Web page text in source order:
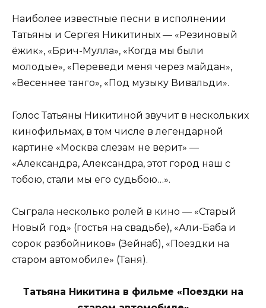
Наиболее известные песни в исполнении
Татьяны и Сергея Никитиных — «Резиновый
ёжик», «Брич-Мулла», «Когда мы были
молодые», «Переведи меня через майдан»,
«Весеннее танго», «Под музыку Вивальди».
Голос Татьяны Никитиной звучит в нескольких
кинофильмах, в том числе в легендарной
картине «Москва слезам не верит» —
«Александра, Александра, этот город наш с
тобою, стали мы его судьбою…».
Сыграла несколько ролей в кино — «Старый
Новый год» (гостья на свадьбе), «Али-Баба и
сорок разбойников» (Зейнаб), «Поездки на
старом автомобиле» (Таня).
Татьяна Никитина в фильме «Поездки на